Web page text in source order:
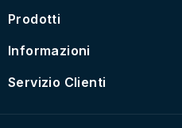
Prodotti
Informazioni
Servizio Clienti